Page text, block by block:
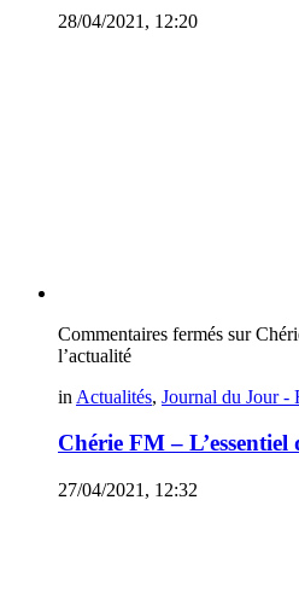
28/04/2021, 12:20
Commentaires fermés sur
l’actualité
in Actualités, Journal du Jour -
Chérie FM – L’essentiel
27/04/2021, 12:32